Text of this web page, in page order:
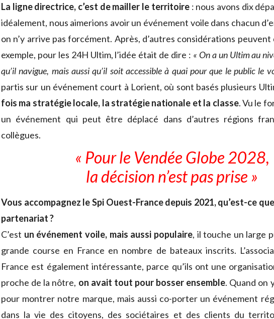
La ligne directrice, c’est de mailler le territoire: nous avons dix
idéalement, nous aimerions avoir un événement voile dans chacun
on n’y arrive pas forcément. Après, d’autres considérations
exemple, pour les 24H Ultim, l’idée était de dire : « On a un Ultim au
qu’il navigue, mais aussi qu’il soit accessible à quai pour que le public le
partis sur un événement court à Lorient, où sont basés plusieurs
fois ma stratégie locale, la stratégie nationale et la classe. Vu le
un événement qui peut être déplacé dans d’autres régions
collègues.
« Pour le Vendée Globe 2028,
la décision n’est pas prise »
Vous accompagnez le Spi Ouest-France depuis 2021, qu’est-ce
partenariat ?
C’est un événement voile, mais aussi populaire, il touche un large
grande course en France en nombre de bateaux inscrits.
France est également intéressante, parce qu’ils ont une
proche de la nôtre, on avait tout pour bosser ensemble. Quand on
pour montrer notre marque, mais aussi co-porter un événement
dans la vie des citoyens, des sociétaires et des clients du